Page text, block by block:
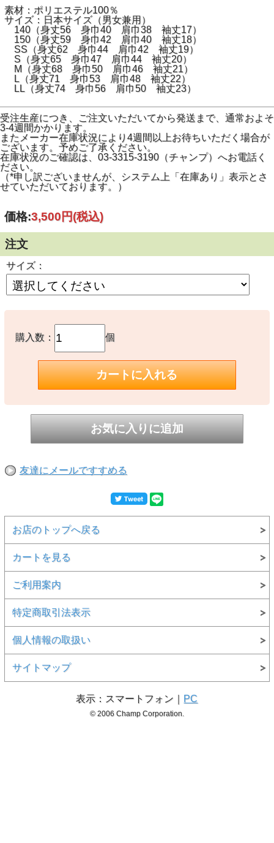
素材：ポリエステル100％
サイズ：日本サイズ（男女兼用）
140（身丈56 身巾40 肩巾38 袖丈17）
150（身丈59 身巾42 肩巾40 袖丈18）
SS（身丈62 身巾44 肩巾42 袖丈19）
S（身丈65 身巾47 肩巾44 袖丈20）
M（身丈68 身巾50 肩巾46 袖丈21）
L（身丈71 身巾53 肩巾48 袖丈22）
LL（身丈74 身巾56 肩巾50 袖丈23）
受注生産につき、ご注文いただいてから発送まで、通常およそ
3-4週間かかります。
またメーカー在庫状況により4週間以上お待ちいただく場合が
ございます。予めご了承ください。
在庫状況のご確認は、03-3315-3190（チャンプ）へお電話く
ださい。
（*申し訳ございませんが、システム上「在庫あり」表示とさ
せていただいております。）
価格:3,500円(税込)
注文
サイズ：
購入数： 個
友達にメールですすめる
お店のトップへ戻る
カートを見る
ご利用案内
特定商取引法表示
個人情報の取扱い
サイトマップ
表示：スマートフォン｜ PC
© 2006 Champ Corporation.